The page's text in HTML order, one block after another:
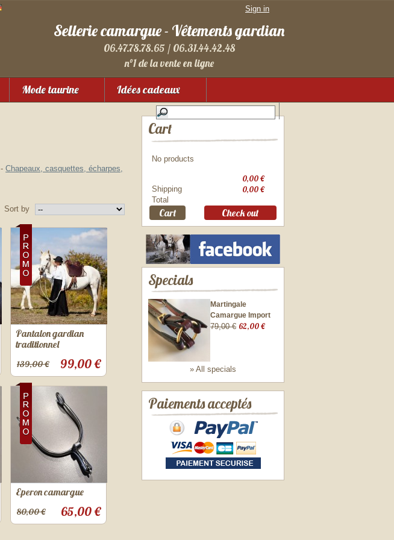
Sellerie camargue - Vêtements gardian
06.47.78.78.65 / 06.31.44.42.48
n°1 de la vente en ligne
Mode taurine Idées cadeaux
Sign in
-Chapeaux, casquettes, écharpes,
Sort by
Pantalon gardian
traditionnel
99,00 €
139,00 €
Eperon camargue
65,00 €
80,00 €
Cart
No products
0,00 €
Shipping 0,00 €
Total
Cart Check out
Specials
Martingale
Camargue Import
79,00 € 62,00 €
» All specials
Paiements acceptés